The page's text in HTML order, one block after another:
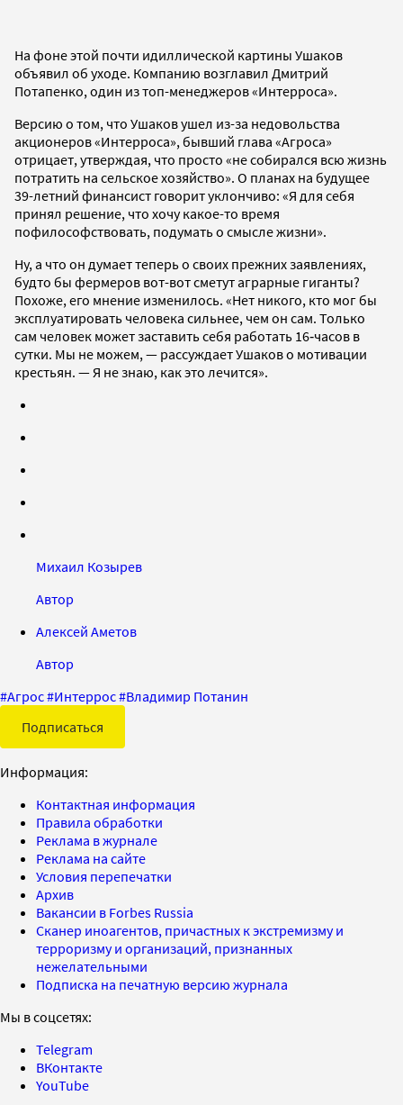
На фоне этой почти идиллической картины Ушаков
объявил об уходе. Компанию возглавил Дмитрий
Потапенко, один из топ-менеджеров «Интерроса».
Версию о том, что Ушаков ушел из-за недовольства
акционеров «Интерроса», бывший глава «Агроса»
отрицает, утверждая, что просто «не собирался всю жизнь
потратить на сельское хозяйство». О планах на будущее
39-летний финансист говорит уклончиво: «Я для себя
принял решение, что хочу какое-то время
пофилософствовать, подумать о смысле жизни».
Ну, а что он думает теперь о своих прежних заявлениях,
будто бы фермеров вот-вот сметут аграрные гиганты?
Похоже, его мнение изменилось. «Нет никого, кто мог бы
эксплуатировать человека сильнее, чем он сам. Только
сам человек может заставить себя работать 16‑часов в
сутки. Мы не можем, — рассуждает Ушаков о мотивации
крестьян. — Я не знаю, как это лечится».
Михаил Козырев
Автор
Алексей Аметов
Автор
#Агрос#Интеррос#Владимир Потанин
Подписаться
Информация:
Контактная информация
Правила обработки
Реклама в журнале
Реклама на сайте
Условия перепечатки
Архив
Вакансии в Forbes Russia
Сканер иноагентов, причастных к экстремизму и
терроризму и организаций, признанных
нежелательными
Подписка на печатную версию журнала
Мы в соцсетях:
Telegram
ВКонтакте
YouTube